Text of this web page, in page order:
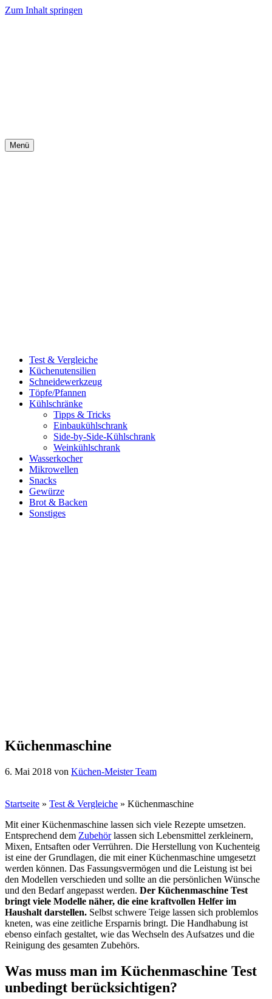
Zum Inhalt springen
Menü
Test & Vergleiche
Küchenutensilien
Schneidewerkzeug
Töpfe/Pfannen
Kühlschränke
Tipps & Tricks
Einbaukühlschrank
Side-by-Side-Kühlschrank
Weinkühlschrank
Wasserkocher
Mikrowellen
Snacks
Gewürze
Brot & Backen
Sonstiges
Küchenmaschine
6. Mai 2018 von Küchen-Meister Team
Startseite » Test & Vergleiche » Küchenmaschine
Mit einer Küchenmaschine lassen sich viele Rezepte umsetzen.
Entsprechend dem Zubehörlassen sich Lebensmittel zerkleinern,
Mixen, Entsaften oder Verrühren. Die Herstellung von Kuchenteig
ist eine der Grundlagen, die mit einer Küchenmaschine umgesetzt
werden können. Das Fassungsvermögen und die Leistung ist bei
den Modellen verschieden und sollte an die persönlichen Wünsche
und den Bedarf angepasst werden. Der Küchenmaschine Test
bringt viele Modelle näher, die eine kraftvollen Helfer im
Haushalt darstellen. Selbst schwere Teige lassen sich problemlos
kneten, was eine zeitliche Ersparnis bringt. Die Handhabung ist
ebenso einfach gestaltet, wie das Wechseln des Aufsatzes und die
Reinigung des gesamten Zubehörs.
Was muss man im Küchenmaschine Test
unbedingt berücksichtigen?